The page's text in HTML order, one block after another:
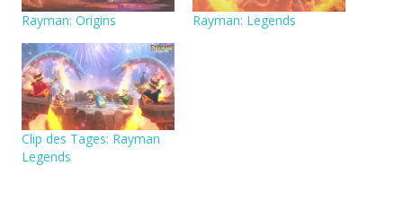
Rayman: Origins Rayman: Legends
Clip des Tages: Rayman
Legends